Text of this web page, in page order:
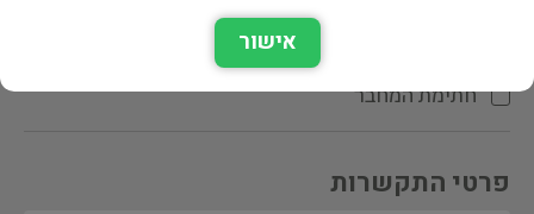
הקדשת המחבר\המתרגם
חתימת המחבר
פרטי התקשרות
אישור